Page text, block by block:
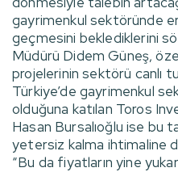
gayrimenkul sektöründe
geçmesini beklediklerini
Müdürü Didem Güneş,
projelerinin sektörü canlı
Türkiye’de gayrimenkul
olduğuna katılan Toros
Hasan Bursalıoğlu ise bu
yetersiz kalma ihtimaline
“Bu da fiyatların yine